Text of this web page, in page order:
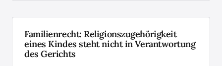
Familienrecht: Religionszugehörigkeit
eines Kindes steht nicht in Verantwortung
des Gerichts